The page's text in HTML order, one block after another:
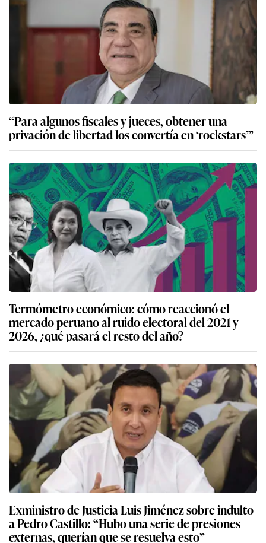
“Para algunos fiscales y jueces, obtener una
privación de libertad los convertía en ‘rockstars’”
Termómetro económico: cómo reaccionó el
mercado peruano al ruido electoral del 2021 y
2026, ¿qué pasará el resto del año?
Exministro de Justicia Luis Jiménez sobre indulto
a Pedro Castillo: “Hubo una serie de presiones
externas, querían que se resuelva esto”